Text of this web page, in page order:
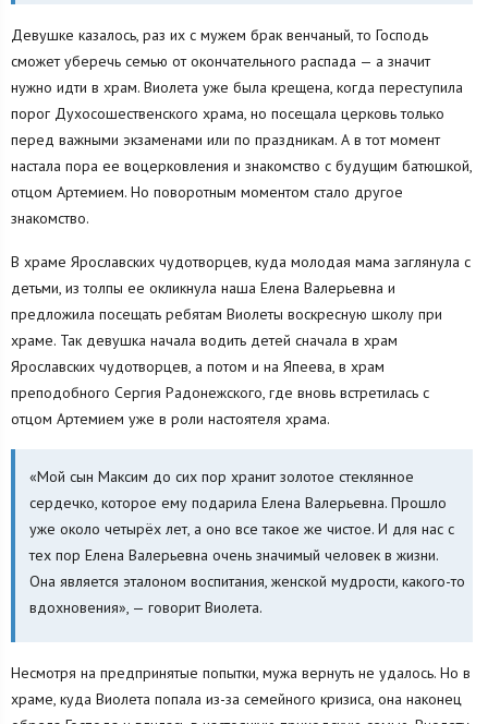
Девушке казалось, раз их с мужем брак венчаный, то Господь
сможет уберечь семью от окончательного распада — а значит
нужно идти в храм. Виолета уже была крещена, когда переступила
порог Духосошественского храма, но посещала церковь только
перед важными экзаменами или по праздникам. А в тот момент
настала пора ее воцерковления и знакомство с будущим батюшкой,
отцом Артемием. Но поворотным моментом стало другое
знакомство.
В храме Ярославских чудотворцев, куда молодая мама заглянула с
детьми, из толпы ее окликнула наша Елена Валерьевна и
предложила посещать ребятам Виолеты воскресную школу при
храме. Так девушка начала водить детей сначала в храм
Ярославских чудотворцев, а потом и на Япеева, в храм
преподобного Сергия Радонежского, где вновь встретилась с
отцом Артемием уже в роли настоятеля храма.
«Мой сын Максим до сих пор хранит золотое стеклянное
сердечко, которое ему подарила Елена Валерьевна. Прошло
уже около четырёх лет, а оно все такое же чистое. И для нас с
тех пор Елена Валерьевна очень значимый человек в жизни.
Она является эталоном воспитания, женской мудрости, какого-то
вдохновения», — говорит Виолета.
Несмотря на предпринятые попытки, мужа вернуть не удалось. Но в
храме, куда Виолета попала из-за семейного кризиса, она наконец